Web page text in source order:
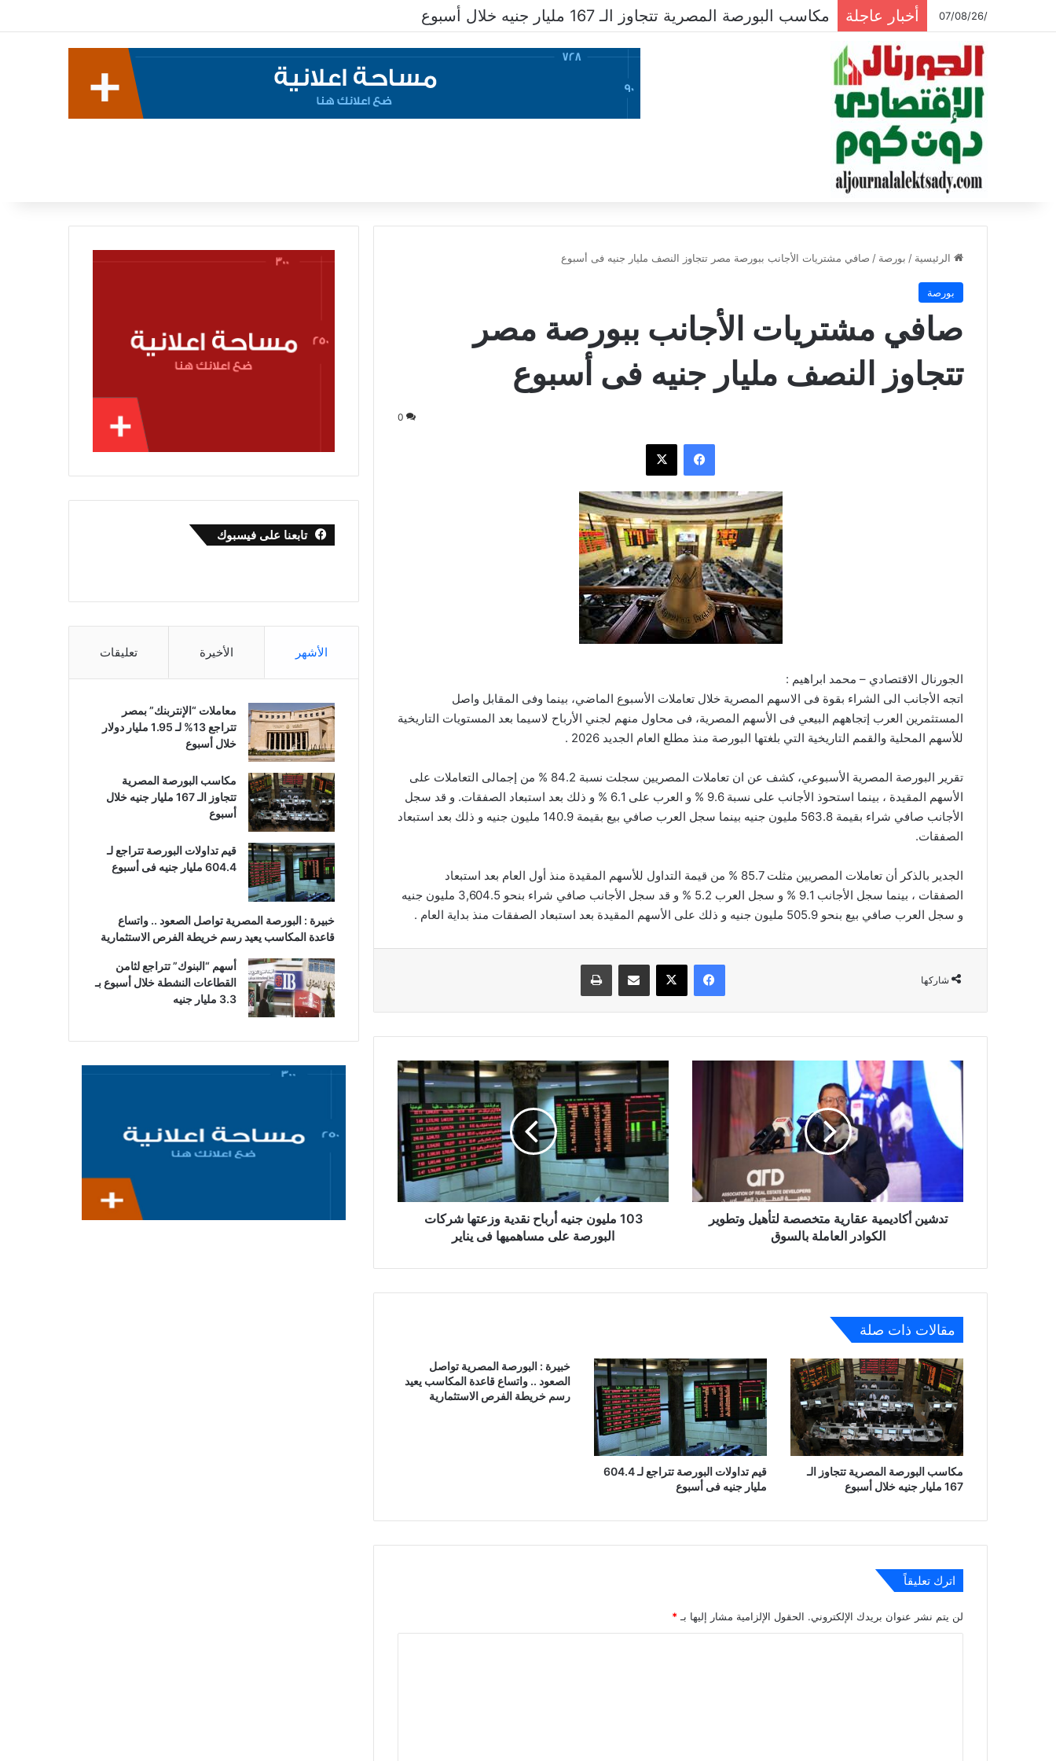
/07/08/26 أخبار عاجلة مكاسب البورصة المصرية تتجاوز الـ 167 مليار جنيه خلال أسبوع
الرئيسية / بورصة / صافي مشتريات الأجانب ببورصة مصر تتجاوز النصف مليار جنيه فى أسبوع
بورصة
صافي مشتريات الأجانب ببورصة مصر
تتجاوز النصف مليار جنيه فى أسبوع
0
فيسبوك ‫X
الجورنال الاقتصادي – محمد ابراهيم :
اتجه الأجانب الى الشراء بقوة فى الاسهم المصرية خلال تعاملات الأسبوع الماضي، بينما وفى المقابل واصل
المستثمرين العرب إتجاههم البيعي فى الأسهم المصرية، فى محاول منهم لجني الأرباح لاسيما بعد المستويات التاريخية
للأسهم المحلية والقمم التاريخية التي بلغتها البورصة منذ مطلع العام الجديد 2026 .
تقرير البورصة المصرية الأسبوعي، كشف عن ان تعاملات المصريين سجلت نسبة 84.2 % من إجمالى التعاملات على
الأسهم المقيدة ، بينما استحوذ الأجانب على نسبة 9.6 % و العرب على 6.1 % و ذلك بعد استبعاد الصفقات. و قد سجل
الأجانب صافي شراء بقيمة 563.8 مليون جنيه بينما سجل العرب صافي بيع بقيمة 140.9 مليون جنيه و ذلك بعد استبعاد
الصفقات.
الجدير بالذكر أن تعاملات المصريين مثلت 85.7 % من قيمة التداول للأسهم المقيدة منذ أول العام بعد استبعاد
الصفقات ، بينما سجل الأجانب 9.1 % و سجل العرب 5.2 % و قد سجل الأجانب صافي شراء بنحو 3,604.5 مليون جنيه
و سجل العرب صافي بيع بنحو 505.9 مليون جنيه و ذلك على الأسهم المقيدة بعد استبعاد الصفقات منذ بداية العام .
شاركها
فيسبوك ‫X مشاركة عبر البريد طباعة
تدشين
متخصصة
لتأهيل
وتطوير
بالسوق
تدشين أكاديمية عقارية متخصصة لتأهيل وتطوير
الكوادر العاملة بالسوق
103
مليون
جنيه
أرباح
نقدية
وزعتها
شركات
البورصة
على
مساهميها
103 مليون جنيه أرباح نقدية وزعتها شركات
البورصة على مساهميها فى يناير
مقالات ذات صلة
مكاسب البورصة المصرية تتجاوز الـ
167 مليار جنيه خلال أسبوع
قيم تداولات البورصة تتراجع لـ 604.4
مليار جنيه فى أسبوع
خبيرة : البورصة المصرية تواصل
الصعود .. واتساع قاعدة المكاسب يعيد
رسم خريطة الفرص الاستثمارية
اترك تعليقاً
لن يتم نشر عنوان بريدك الإلكتروني. الحقول الإلزامية مشار إليها بـ *
تابعنا على فيسبوك
الأشهر الأخيرة تعليقات
معاملات “الإنتربنك” بمصر
تتراجع 13% لـ 1.95 مليار دولار
خلال أسبوع
مكاسب البورصة المصرية
تتجاوز الـ 167 مليار جنيه خلال
أسبوع
قيم تداولات البورصة تتراجع لـ
604.4 مليار جنيه فى أسبوع
خبيرة : البورصة المصرية تواصل الصعود .. واتساع
قاعدة المكاسب يعيد رسم خريطة الفرص الاستثمارية
أسهم “البنوك” تتراجع لثامن
القطاعات النشطة خلال أسبوع بـ
3.3 مليار جنيه